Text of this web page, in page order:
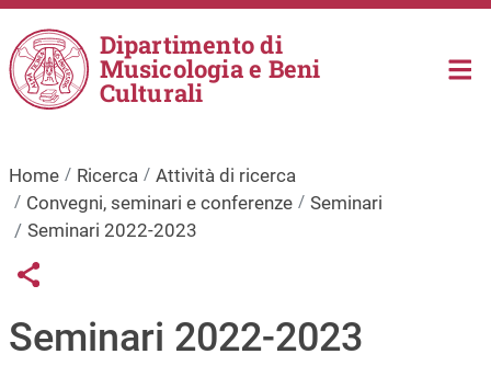
Salta al contenuto principale
Dipartimento di
Musicologia e Beni
Culturali
Home Ricerca
Attività di ricerca
Convegni, seminari e conferenze
Seminari
Seminari 2022-2023
Links condivisione social
Share button
Seminari 2022-2023